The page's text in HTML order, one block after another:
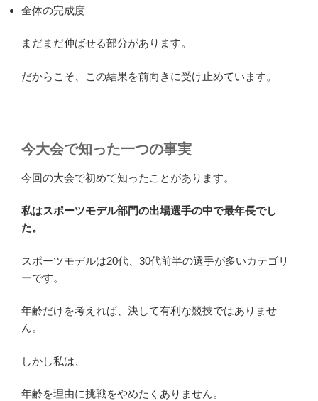
全体の完成度
まだまだ伸ばせる部分があります。
だからこそ、この結果を前向きに受け止めています。
今大会で知った一つの事実
今回の大会で初めて知ったことがあります。
私はスポーツモデル部門の出場選手の中で最年長でし
た。
スポーツモデルは20代、30代前半の選手が多いカテゴリ
ーです。
年齢だけを考えれば、決して有利な競技ではありませ
ん。
しかし私は、
年齢を理由に挑戦をやめたくありません。